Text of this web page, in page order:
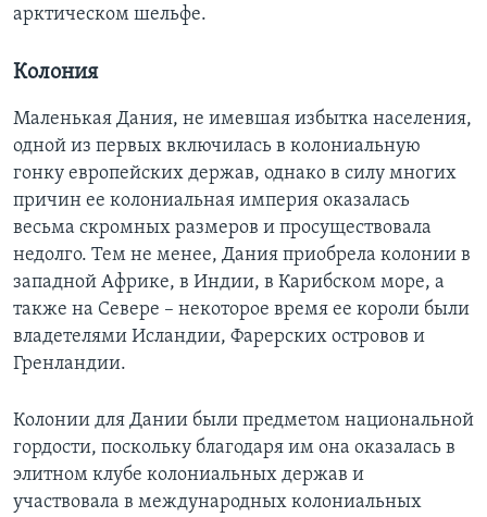
арктическом шельфе.
Колония
Маленькая Дания, не имевшая избытка населения,
одной из первых включилась в колониальную
гонку европейских держав, однако в силу многих
причин ее колониальная империя оказалась
весьма скромных размеров и просуществовала
недолго. Тем не менее, Дания приобрела колонии в
западной Африке, в Индии, в Карибском море, а
также на Севере – некоторое время ее короли были
владетелями Исландии, Фарерских островов и
Гренландии.
Колонии для Дании были предметом национальной
гордости, поскольку благодаря им она оказалась в
элитном клубе колониальных держав и
участвовала в международных колониальных